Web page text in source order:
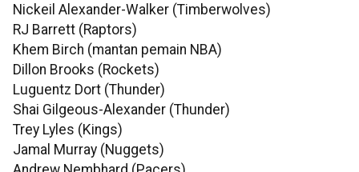
Nickeil Alexander-Walker (Timberwolves)
RJ Barrett (Raptors)
Khem Birch (mantan pemain NBA)
Dillon Brooks (Rockets)
Luguentz Dort (Thunder)
Shai Gilgeous-Alexander (Thunder)
Trey Lyles (Kings)
Jamal Murray (Nuggets)